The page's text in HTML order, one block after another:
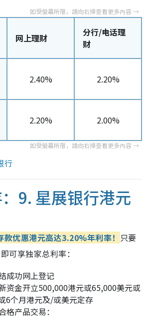
网上理财
分行/电话理
财
2.40% 2.20%
2.20% 2.00%
行
9. 星展银行港元
优惠​港元高达3.20%年利率！ 只要
可享独家总利率：
成功网上登记
资金开立500,000港元或65,000美元或
6个月港元及/或美元定存
格产品交易：